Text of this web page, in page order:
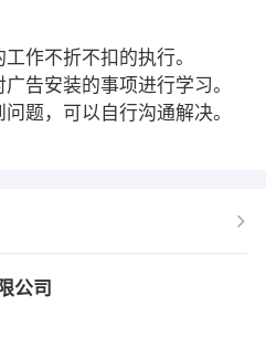
作不折不扣的执行。
告安装的事项进行学习。
题，可以自行沟通解决。
公司